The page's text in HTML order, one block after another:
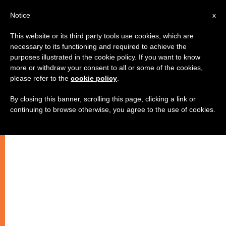
نداء حار لأصحاب القرار بخصوص
الضربة العسكرية على سوريا
x
Notice
This website or its third party tools use cookies, which are
necessary to its functioning and required to achieve the
purposes illustrated in the cookie policy. If you want to know
more or withdraw your consent to all or some of the cookies,
please refer to the cookie policy
By closing this banner, scrolling this page, clicking a link or
continuing to browse otherwise, you agree to the use of cookies.